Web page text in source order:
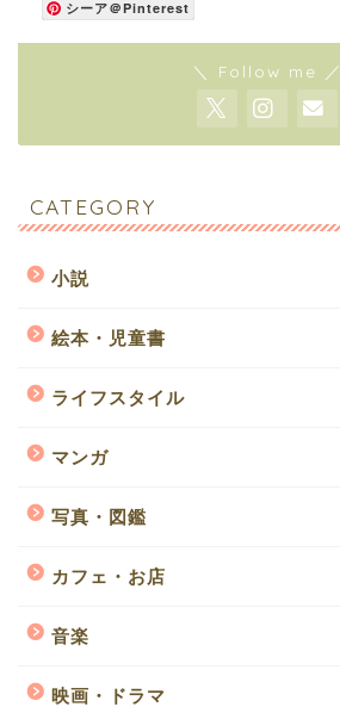
シーア＠Pinterest
＼ Follow me ／
CATEGORY
小説
絵本・児童書
ライフスタイル
マンガ
写真・図鑑
カフェ・お店
音楽
映画・ドラマ